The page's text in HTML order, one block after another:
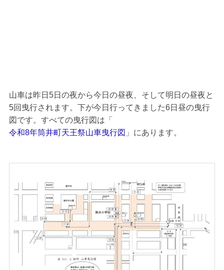
山車は昨日5日の夜から今日の昼夜、そして明日の昼夜と
5回曳行されます。下が今日行ってきました6日昼の曳行
図です。すべての曳行図は「
令和8年筒井町天王祭山車曳行図 」にあります。